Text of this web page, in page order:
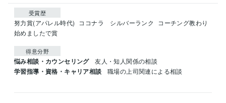
受賞歴
努力賞(アパレル時代) ココナラ　シルバーランク
コーチング教わり
始めましたで賞
得意分野
悩み相談・カウンセリング 友人・知人関係の相談
学習指導・資格・キャリア相談 職場の上司関連による相談